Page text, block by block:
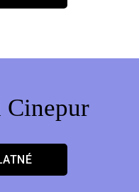
Cinepur